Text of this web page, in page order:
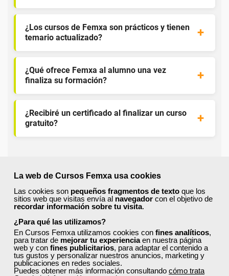
La web de Cursos Femxa usa cookies
Las cookies son pequeños fragmentos de texto que los
sitios web que visitas envía al navegador con el objetivo de
recordar información sobre tu visita.
¿Para qué las utilizamos?
En Cursos Femxa utilizamos cookies con fines analíticos,
para tratar de mejorar tu experienciaen nuestra página
web y con fines publicitarios, para adaptar el contenido a
tus gustos y personalizar nuestros anuncios, marketing y
publicaciones en redes sociales.
Puedes obtener más información consultando cómo trata
¿Los cursos de Femxa son prácticos y tienen
temario actualizado?
¿Qué ofrece Femxa al alumno una vez
finaliza su formación?
¿Recibiré un certificado al finalizar un curso
gratuito?
¡Únete a la Comunidad Femxa!
disponibles.
Si todavía no tienes cuenta de usuario, regístrate, indicando
tu sector profesional y tus preferencias formativas. Si ya
estás registrado, inicia sesión a continuación y filtra tu
búsqueda para encontrar los cursos que se ajusten a tu